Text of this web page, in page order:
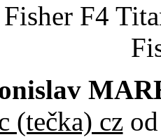
F4
(tečka) czod